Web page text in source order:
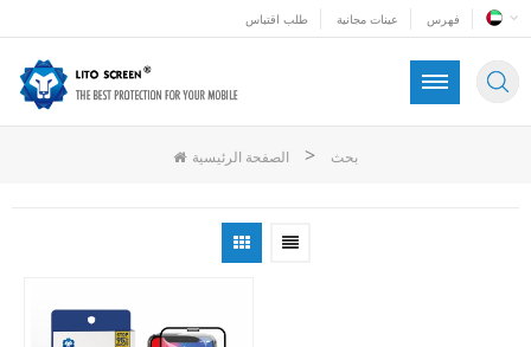
طلب اقتباس عينات مجانية فهرس
الصفحة الرئيسية > بحث